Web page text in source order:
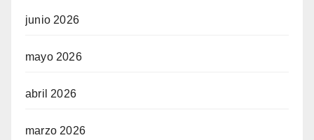
junio 2026
mayo 2026
abril 2026
marzo 2026